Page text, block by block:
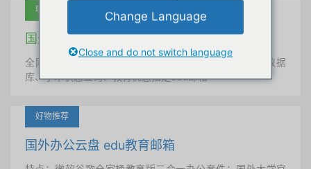
吐血推荐
国外学术美国 edu教育邮箱
全网唯一首发、自定义用户名、终身使用、学术文献数据
库、学术状态查询、教育优惠指定edu邮箱
好物推荐
国外办公云盘 edu教育邮箱
Change Language
Close and do not switch language